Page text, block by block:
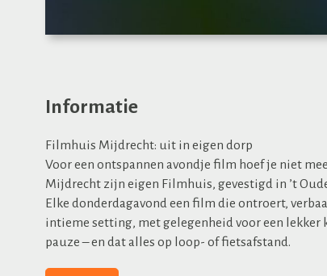
Informatie
Filmhuis Mijdrecht: uit in eigen dorp
Voor een ontspannen avondje film hoef je niet
Mijdrecht zijn eigen Filmhuis, gevestigd in ’t
Elke donderdagavond een film die ontroert,
intieme setting, met gelegenheid voor een lekker
pauze – en dat alles op loop- of fietsafstand.